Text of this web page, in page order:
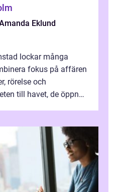
Eklund
lockar många
fokus på affären
rörelse och
till havet, de öppna